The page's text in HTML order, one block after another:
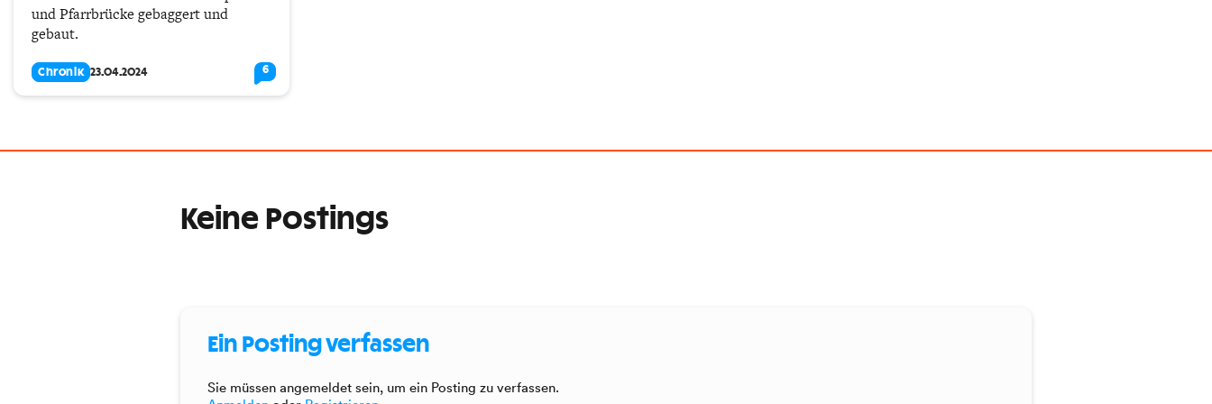
und Pfarrbrücke gebaggert und
gebaut.
Chronik 23.04.2024 6
Keine Postings
Ein Posting verfassen
Sie müssen angemeldet sein, um ein Posting zu verfassen.